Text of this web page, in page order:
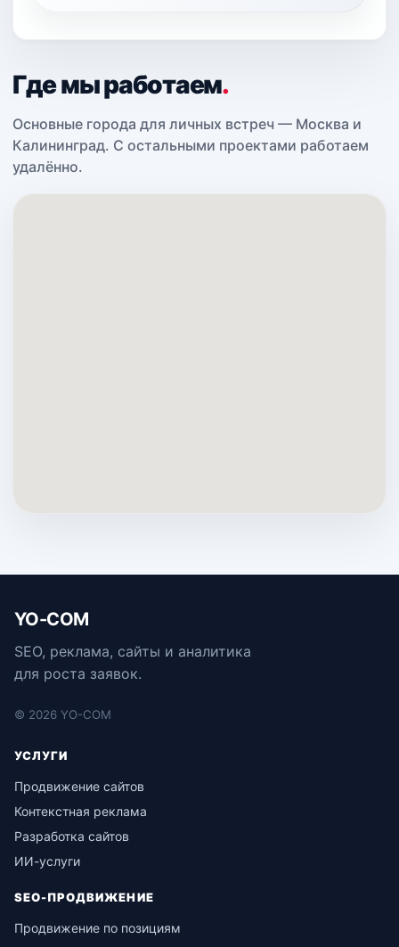
Где мы работаем.
Основные города для личных встреч — Москва и
Калининград. С остальными проектами работаем
удалённо.
YO-COM
SEO, реклама, сайты и аналитика
для роста заявок.
© 2026 YO-COM
УСЛУГИ
Продвижение сайтов
Контекстная реклама
Разработка сайтов
ИИ-услуги
SEO-ПРОДВИЖЕНИЕ
Продвижение по позициям